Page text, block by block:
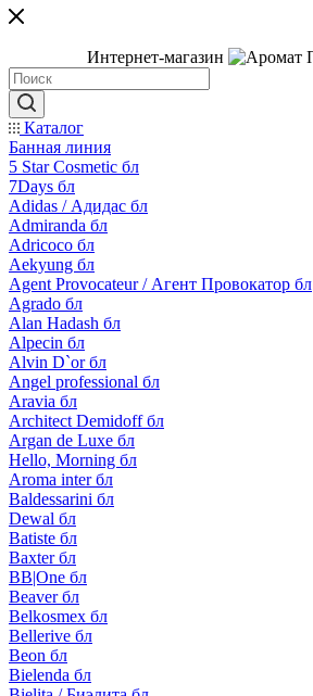
Интернет-магазин
Каталог
Банная линия
5 Star Cosmetic бл
7Days бл
Adidas / Адидас бл
Admiranda бл
Adricoco бл
Aekyung бл
Agent Provocateur / Агент Провокатор бл
Agrado бл
Alan Hadash бл
Alpecin бл
Alvin D`or бл
Angel professional бл
Aravia бл
Architect Demidoff бл
Argan de Luxe бл
Hello, Morning бл
Aroma inter бл
Baldessarini бл
Dewal бл
Batiste бл
Baxter бл
BB|One бл
Beaver бл
Belkosmex бл
Bellerive бл
Beon бл
Bielenda бл